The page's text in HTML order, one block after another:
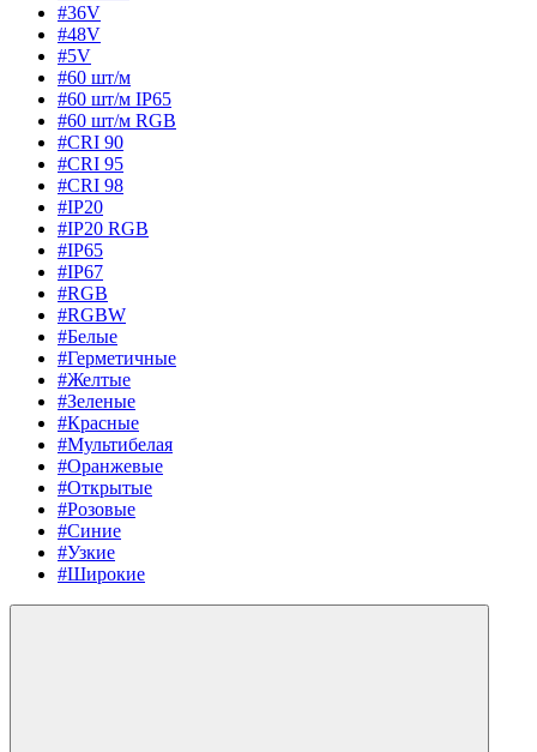
#36V
#48V
#5V
#60 шт/м
#60 шт/м IP65
#60 шт/м RGB
#CRI 90
#CRI 95
#CRI 98
#IP20
#IP20 RGB
#IP65
#IP67
#RGB
#RGBW
#Белые
#Герметичные
#Желтые
#Зеленые
#Красные
#Мультибелая
#Оранжевые
#Открытые
#Розовые
#Синие
#Узкие
#Широкие